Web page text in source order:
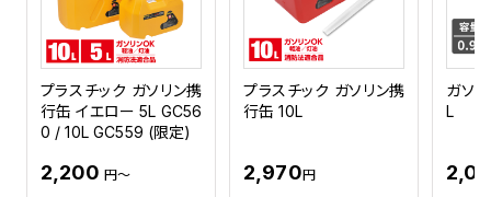
プラスチック ガソリン携
行缶 イエロー 5L GC56
0 / 10L GC559 (限定)
2,200 円～
プラスチック ガソリン携
行缶 10L
2,970円
ガソ
L